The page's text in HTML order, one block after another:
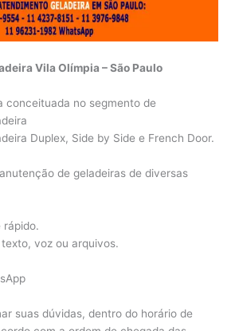
Vila Olímpia – São Paulo
conceituada no segmento de
Duplex, Side by Side e French Door.
de geladeiras de diversas
rápido.
voz ou arquivos.
suas dúvidas, dentro do horário de